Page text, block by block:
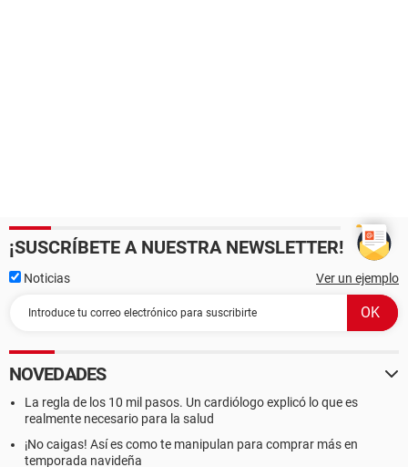
¡SUSCRÍBETE A NUESTRA NEWSLETTER!
Noticias Ver un ejemplo
NOVEDADES
La regla de los 10 mil pasos. Un cardiólogo explicó lo que es
realmente necesario para la salud
¡No caigas! Así es como te manipulan para comprar más en
temporada navideña